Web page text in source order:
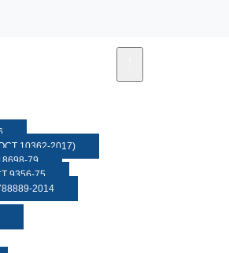
10362-2017)
79
9356-75
2014